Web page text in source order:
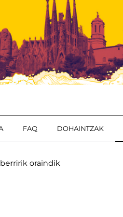
FAQ DOHAINTZAK
oraindik